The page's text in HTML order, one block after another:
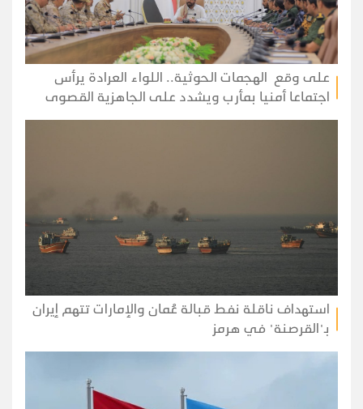
على وقع الهجمات الحوثية.. اللواء العرادة يرأس
اجتماعا أمنيا بمأرب ويشدد على الجاهزية القصوى
استهداف ناقلة نفط قبالة عُمان والإمارات تتهم إيران
بـ"القرصنة" في هرمز